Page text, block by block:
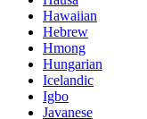
Hawaiian
Hebrew
Hmong
Hungarian
Icelandic
Igbo
Javanese